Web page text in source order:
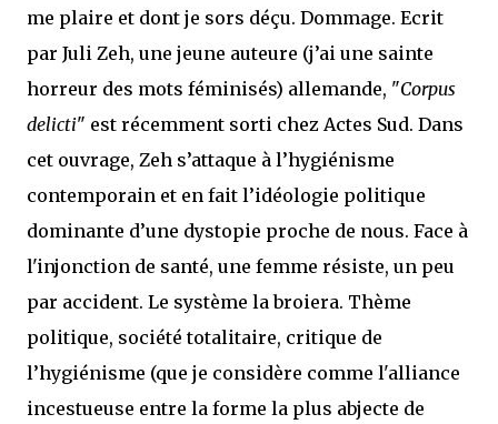
me plaire et dont je sors déçu. Dommage. Ecrit
par Juli Zeh, une jeune auteure (j’ai une sainte
horreur des mots féminisés) allemande, "Corpus
delicti" est récemment sorti chez Actes Sud. Dans
cet ouvrage, Zeh s’attaque à l’hygiénisme
contemporain et en fait l’idéologie politique
dominante d’une dystopie proche de nous. Face à
l'injonction de santé, une femme résiste, un peu
par accident. Le système la broiera. Thème
politique, société totalitaire, critique de
l’hygiénisme (que je considère comme l'alliance
incestueuse entre la forme la plus abjecte de